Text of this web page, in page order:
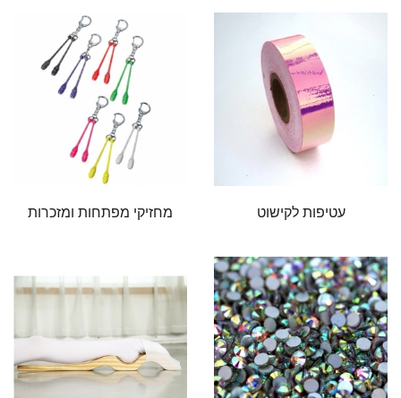
עטיפות לקישוט מחזיקי מפתחות ומזכרות